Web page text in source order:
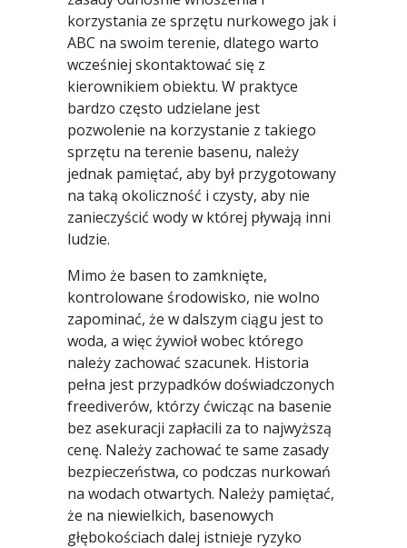
korzystania ze sprzętu nurkowego jak i
ABC na swoim terenie, dlatego warto
wcześniej skontaktować się z
kierownikiem obiektu. W praktyce
bardzo często udzielane jest
pozwolenie na korzystanie z takiego
sprzętu na terenie basenu, należy
jednak pamiętać, aby był przygotowany
na taką okoliczność i czysty, aby nie
zanieczyścić wody w której pływają inni
ludzie.
Mimo że basen to zamknięte,
kontrolowane środowisko, nie wolno
zapominać, że w dalszym ciągu jest to
woda, a więc żywioł wobec którego
należy zachować szacunek. Historia
pełna jest przypadków doświadczonych
freediverów, którzy ćwicząc na basenie
bez asekuracji zapłacili za to najwyższą
cenę. Należy zachować te same zasady
bezpieczeństwa, co podczas nurkowań
na wodach otwartych. Należy pamiętać,
że na niewielkich, basenowych
głębokościach dalej istnieje ryzyko